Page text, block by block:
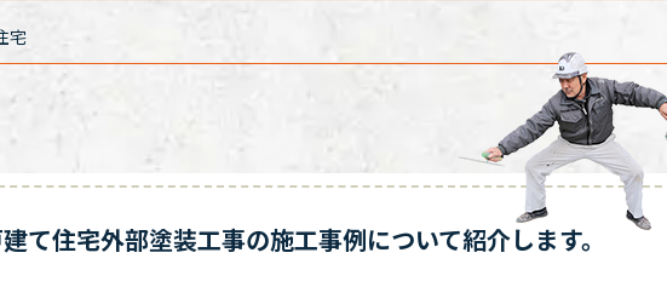
宅
て住宅外部塗装工事の施工事例について紹介します。